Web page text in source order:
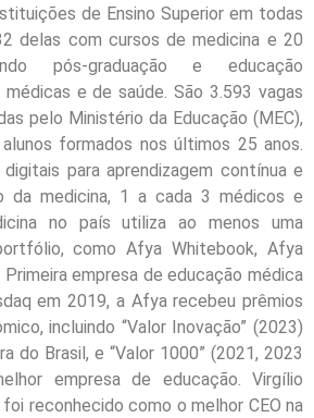
de Ensino Superior em todas
delas com cursos de medicina e 20
pós-graduação e educação
e de saúde. São 3.593 vagas
pelo Ministério da Educação (MEC),
formados nos últimos 25 anos.
para aprendizagem contínua e
da medicina, 1 a cada 3 médicos e
no país utiliza ao menos uma
como Afya Whitebook, Afya
empresa de educação médica
em 2019, a Afya recebeu prêmios
incluindo “Valor Inovação” (2023)
do Brasil, e “Valor 1000” (2021, 2023
empresa de educação. Virgílio
foi reconhecido como o melhor CEO na